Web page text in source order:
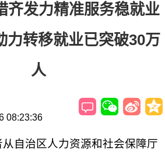
齐发力精准服务稳就业
力转移就业已突破30万
人
08:23:36
自治区人力资源和社会保障厅